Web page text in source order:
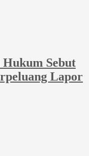
Sebut
Lapor